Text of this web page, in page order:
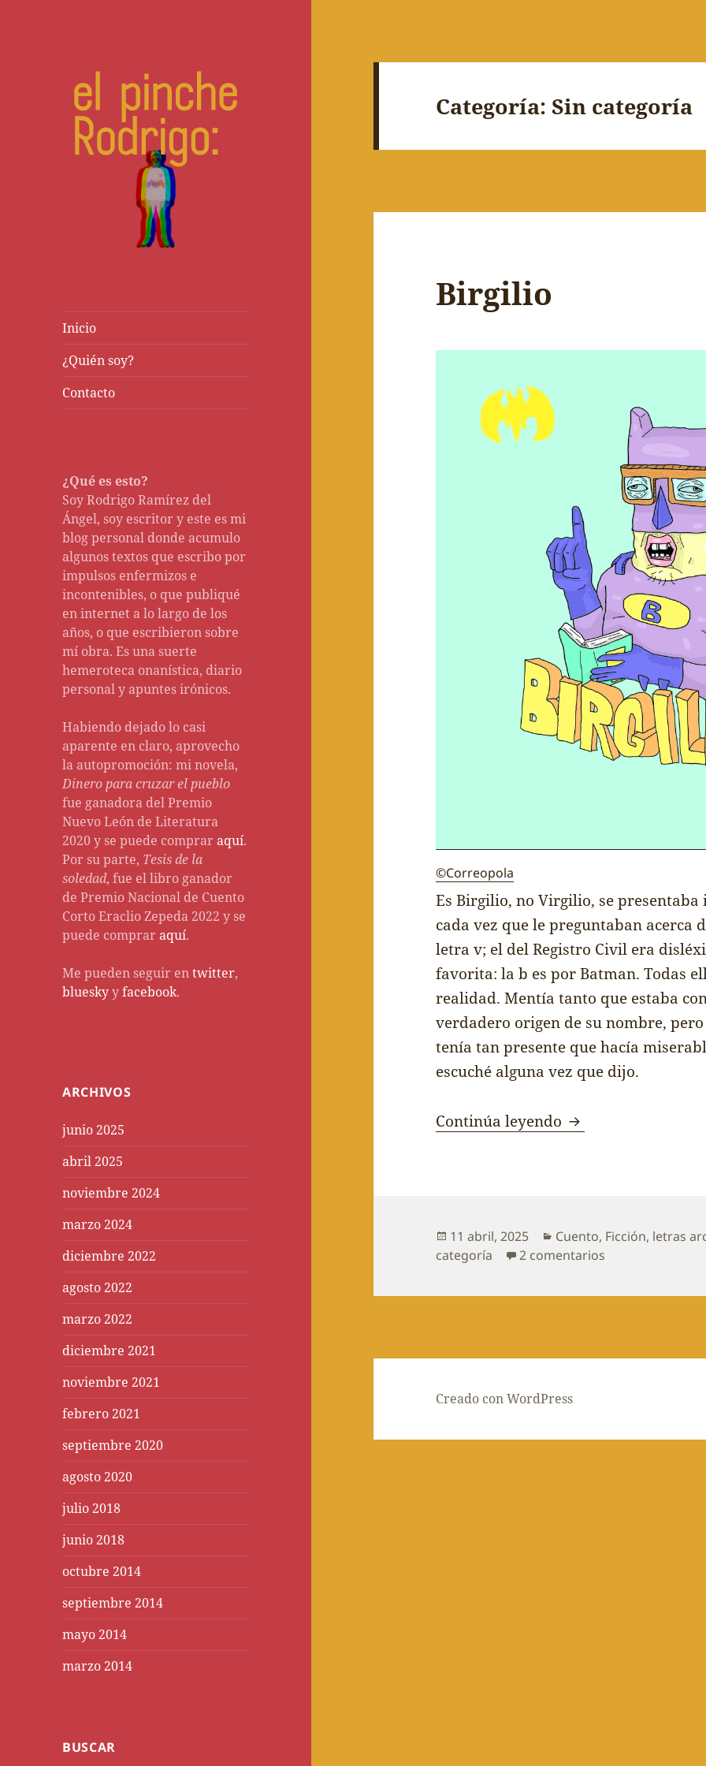
Inicio
¿Quién soy?
Contacto
¿Qué es esto?
Soy Rodrigo Ramírez del
Ángel, soy escritor y este es mi
blog personal donde acumulo
algunos textos que escribo por
impulsos enfermizos e
incontenibles, o que publiqué
en internet a lo largo de los
años, o que escribieron sobre
mí obra. Es una suerte
hemeroteca onanística, diario
personal y apuntes irónicos.
Habiendo dejado lo casi
aparente en claro, aprovecho
la autopromoción: mi novela,
Dinero para cruzar el pueblo
fue ganadora del Premio
Nuevo León de Literatura
2020 y se puede compraraquí.
Por su parte, Tesis de la
soledad, fue el libro ganador
de Premio Nacional de Cuento
Corto Eraclio Zepeda 2022 y se
puede compraraquí.
Me pueden seguir entwitter,
blueskyyfacebook.
ARCHIVOS
junio 2025
abril 2025
noviembre 2024
marzo 2024
diciembre 2022
agosto 2022
marzo 2022
diciembre 2021
noviembre 2021
febrero 2021
septiembre 2020
agosto 2020
julio 2018
junio 2018
octubre 2014
septiembre 2014
mayo 2014
marzo 2014
BUSCAR
Categoría:Sin categoría
Birgilio
©Correopola
Es Birgilio, no Virgilio, se
cada vez que le preguntaban acerca
letra v; el del Registro Civil era
favorita: la b es por Batman. Todas
realidad. Mentía tanto que estaba
verdadero origen de su nombre,
tenía tan presente que hacía
escuché alguna vez que dijo.
Continúa leyendo Birgilio
Publicado
el
11 abril, 2025 Categorías
Cuento, Ficción, letras
categoría
2 comentarios
Creado con WordPress